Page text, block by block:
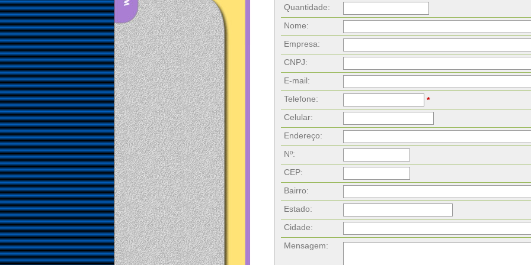
Quantidade:
Nome:
Empresa:
CNPJ:
E-mail:
Telefone:
*
Celular:
Endereço:
Nº:
CEP:
Bairro:
Estado:
Cidade:
Mensagem: